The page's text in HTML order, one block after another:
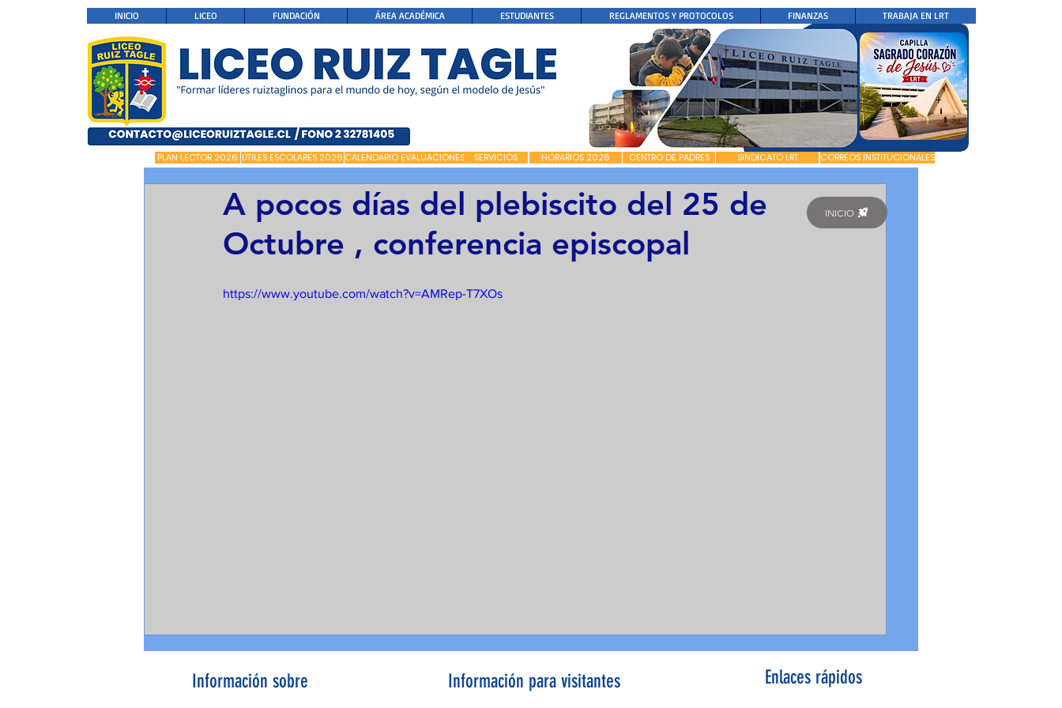
INICIO LICEO FUNDACIÓN ÁREA ACADÉMICA ESTUDIANTES REGLAMENTOS Y PROTOCOLOS FINANZAS TRABAJA EN LRT
PLAN LECTOR 2026 ÚTILES ESCOLARES 2026 CALENDARIO EVALUACIONES SERVICIOS HORARIOS 2026 CENTRO DE PADRES SINDICATO LRT CORREOS INSTITUCIONALES
A pocos días del plebiscito del 25 de
Octubre , conferencia episcopal
https://www.youtube.com/watch?v=AMRep-T7XOs
INICIO
Información sobre Información para visitantes Enlaces rápidos